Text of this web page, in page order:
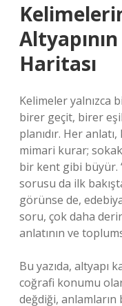
Haritası
Kelimeler yalnızca
birer geçit, birer
planıdır. Her
mimari kurar;
bir kent gibi büyür.
sorusu da ilk
görünse de,
soru, çok daha
anlatının ve
Bu yazıda, altyapı
coğrafi konumu
değdiği, anlamların